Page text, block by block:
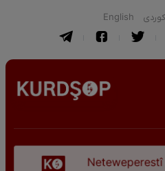
English كوردی
Neteweperestî li